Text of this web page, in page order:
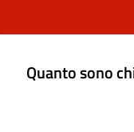
Quanto sono